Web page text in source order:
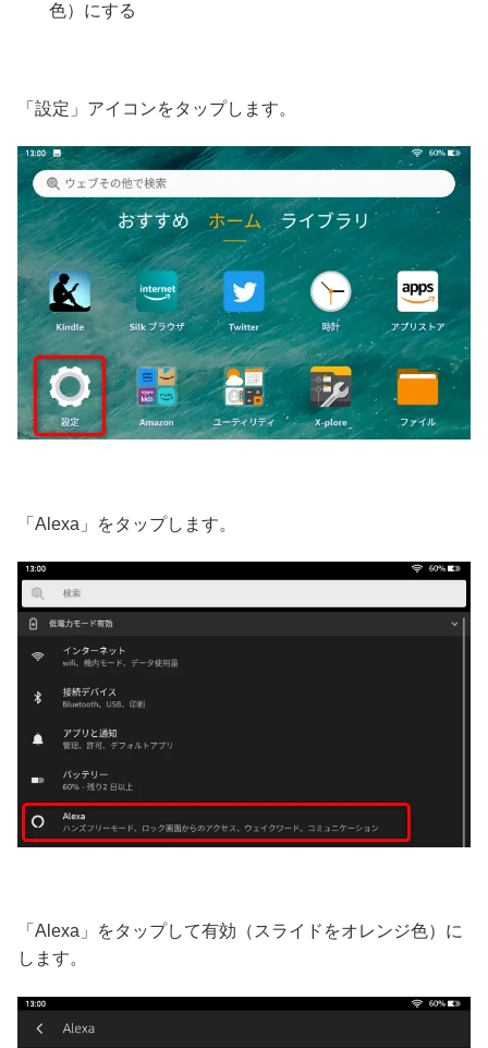
色）にする
「設定」アイコンをタップします。
「Alexa」をタップします。
「Alexa」をタップして有効（スライドをオレンジ色）に
します。